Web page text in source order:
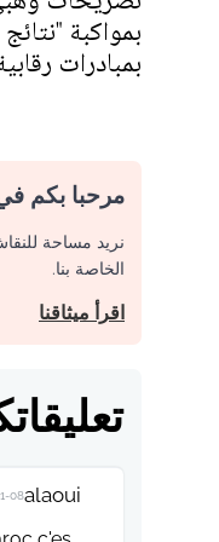
بمواكبة
بمبادرات
مرحبا بكم
نريد مساحة
الخاصة بنا.
اقرأ ميثاقنا
alaoui